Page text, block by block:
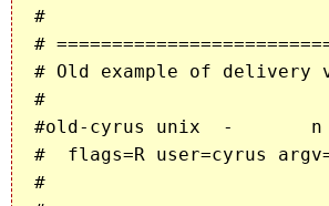
#
#
# Old example of delivery
#
#old-cyrus unix  -
#  flags=R user=cyrus
#